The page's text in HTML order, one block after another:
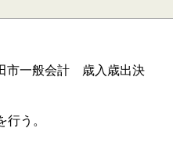
一般会計 歳入歳出決
う。